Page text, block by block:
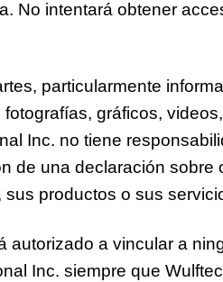
intentará obtener
particularmente
gráficos,
Inc. no tiene
una declaración sobre
productos o sus
a vincular a
Inc. siempre que